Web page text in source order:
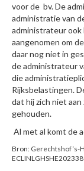
voor de bv. De
administratie van
administrateur ook
aangenomen om
daar nog niet in
de administrateur
die
Rijksbelastingen.
dat hij zich niet
gehouden.
Al met al komt de
Bron: Gerechtshof